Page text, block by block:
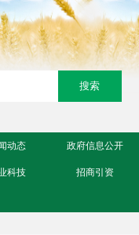
动态 政府信息公开
科技 招商引资